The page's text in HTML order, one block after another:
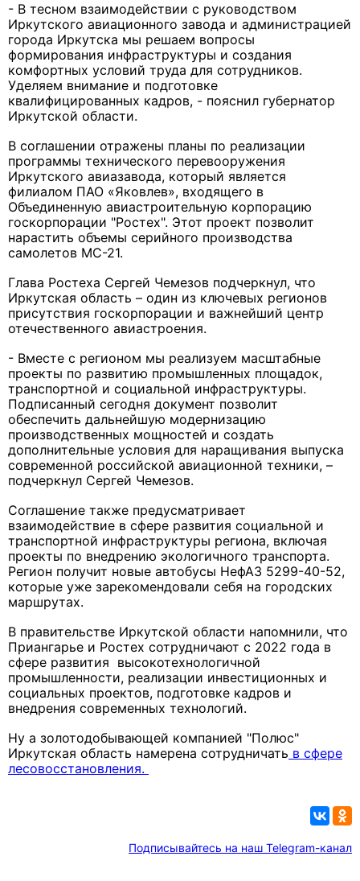
- В тесном взаимодействии с руководством
Иркутского авиационного завода и администрацией
города Иркутска мы решаем вопросы
формирования инфраструктуры и создания
комфортных условий труда для сотрудников.
Уделяем внимание и подготовке
квалифицированных кадров, - пояснил губернатор
Иркутской области.
В соглашении отражены планы по реализации
программы технического перевооружения
Иркутского авиазавода, который является
филиалом ПАО «Яковлев», входящего в
Объединенную авиастроительную корпорацию
госкорпорации "Ростех". Этот проект позволит
нарастить объемы серийного производства
самолетов МС-21.
Глава Ростеха Сергей Чемезов подчеркнул, что
Иркутская область – один из ключевых регионов
присутствия госкорпорации и важнейший центр
отечественного авиастроения.
- Вместе с регионом мы реализуем масштабные
проекты по развитию промышленных площадок,
транспортной и социальной инфраструктуры.
Подписанный сегодня документ позволит
обеспечить дальнейшую модернизацию
производственных мощностей и создать
дополнительные условия для наращивания выпуска
современной российской авиационной техники, –
подчеркнул Сергей Чемезов.
Соглашение также предусматривает
взаимодействие в сфере развития социальной и
транспортной инфраструктуры региона, включая
проекты по внедрению экологичного транспорта.
Регион получит новые автобусы НефАЗ 5299-40-52,
которые уже зарекомендовали себя на городских
маршрутах.
В правительстве Иркутской области напомнили, что
Приангарье и Ростех сотрудничают с 2022 года в
сфере развития высокотехнологичной
промышленности, реализации инвестиционных и
социальных проектов, подготовке кадров и
внедрения современных технологий.
Ну а золотодобывающей компанией "Полюс"
Иркутская область намерена сотрудничать в сфере
лесовосстановления.
Подписывайтесь на наш Telegram-канал